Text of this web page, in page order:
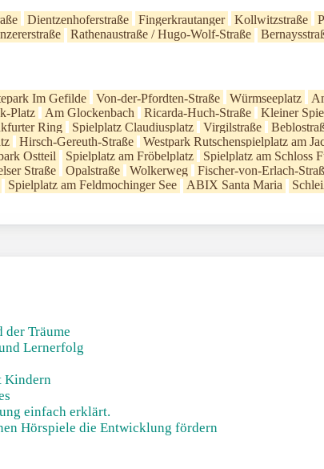
Dientzenhoferstraße Fingerkrautanger Kollwitzstraße
Rathenaustraße / Hugo-Wolf-Straße
Im Gefilde Von-der-Pfordten-Straße Würmseeplatz
Platz
Am Glockenbach Ricarda-Huch-Straße Kleiner
Ring
Spielplatz Claudiusplatz Virgilstraße
Hirsch-Gereuth-Straße Westpark Rutschenspielplatz am
Ostteil
Spielplatz am Fröbelplatz Spielplatz am Schloss
Straße
Opalstraße Wolkerweg Fischer-von-Erlach-
Spielplatz am Feldmochinger See
ABIX Santa Maria
Träume
Lernerfolg
Kindern
einfach erklärt.
Hörspiele die Entwicklung fördern